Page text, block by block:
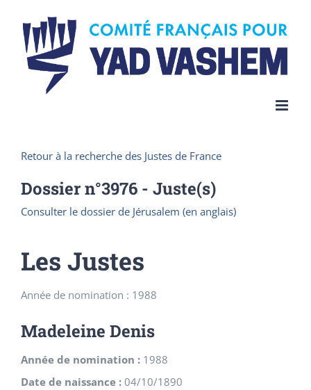
content
Retour à la recherche des Justes de France
Dossier n°3976 - Juste(s)
Consulter le dossier de Jérusalem (en anglais)
Les Justes
Année de nomination : 1988
Madeleine Denis
Année de nomination : 1988
Date de naissance : 04/10/1890